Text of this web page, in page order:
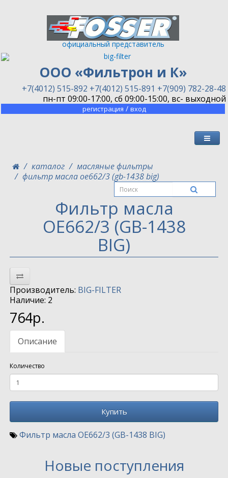
официальный представитель
ООО «Фильтрон и К»
+7(4012) 515-892 +7(4012) 515-891 +7(909) 782-28-48
пн-пт 09:00-17:00, сб 09:00-15:00, вс- выходной
регистрация / вход
каталог
масляные фильтры
фильтр масла oe662/3 (gb-1438 big)
Фильтр масла
OE662/3 (GB-1438
BIG)
Производитель: BIG-FILTER
Наличие: 2
764р.
Описание
Количество
Купить
Фильтр масла OE662/3 (GB-1438 BIG)
Новые поступления